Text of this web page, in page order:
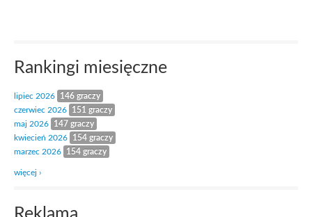
Rankingi miesięczne
lipiec 2026
146 graczy
czerwiec 2026
151 graczy
maj 2026
147 graczy
kwiecień 2026
154 graczy
marzec 2026
154 graczy
więcej ›